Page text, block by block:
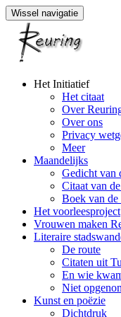
Wissel navigatie
Naar
Het Initiatief
Het citaat
Over
Over ons
Privacy
Meer
Maandelijks
Gedicht van
Citaat van
Boek van de
Het voorleesproject
Vrouwen maken
Literaire
De route
Citaten uit
En wie
Niet
Kunst en poëzie
Dichtdruk